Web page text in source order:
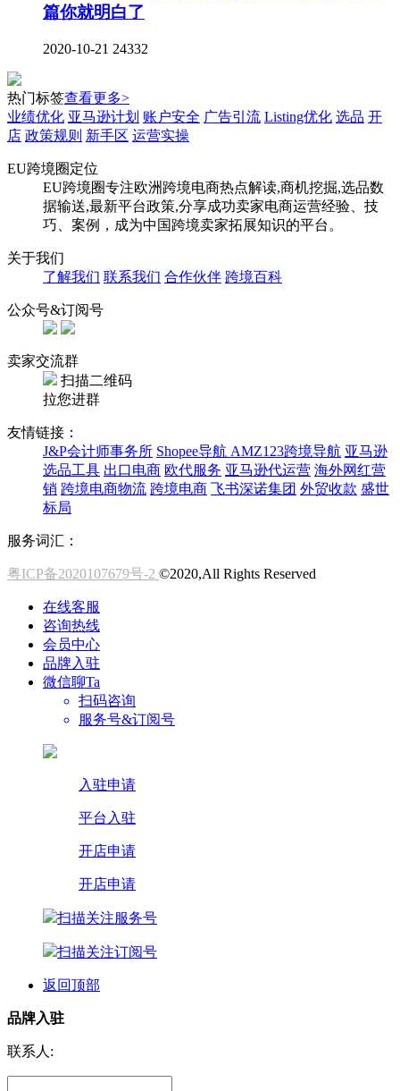
篇你就明白了
2020-10-21 24332
热门标签查看更多>
业绩优化 亚马逊计划 账户安全 广告引流 Listing优化 选品 开
店 政策规则 新手区 运营实操
EU跨境圈定位
EU跨境圈专注欧洲跨境电商热点解读,商机挖掘,选品数
据输送,最新平台政策,分享成功卖家电商运营经验、技
巧、案例，成为中国跨境卖家拓展知识的平台。
关于我们
了解我们 联系我们 合作伙伴 跨境百科
公众号&订阅号
卖家交流群
扫描二维码
拉您进群
友情链接：
J&P会计师事务所 Shopee导航 AMZ123跨境导航 亚马逊
选品工具 出口电商 欧代服务 亚马逊代运营 海外网红营
销 跨境电商物流 跨境电商 飞书深诺集团 外贸收款 盛世
标局
服务词汇：
粤ICP备2020107679号-2 ©2020,All Rights Reserved
在线客服
咨询热线
会员中心
品牌入驻
微信聊Ta
扫码咨询
服务号&订阅号
入驻申请
平台入驻
开店申请
开店申请
扫描关注服务号
扫描关注订阅号
返回顶部
品牌入驻
联系人: